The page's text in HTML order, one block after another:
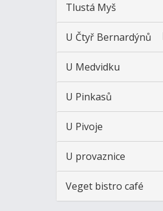
Tlustá Myš
U Čtyř Bernardýnů
U Medvidku
U Pinkasů
U Pivoje
U provaznice
Veget bistro café